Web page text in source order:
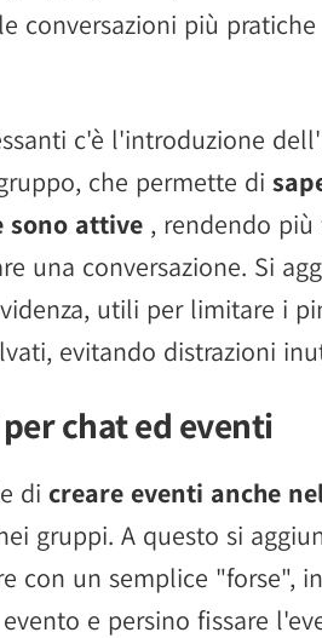
conversazioni più pratiche
c'è l'introduzione
che permette di
sono attive , rendendo più
una conversazione. Si
utili per limitare i
evitando distrazioni
chat ed eventi
di creare eventi anche
gruppi. A questo si
con un semplice "forse",
e persino fissare